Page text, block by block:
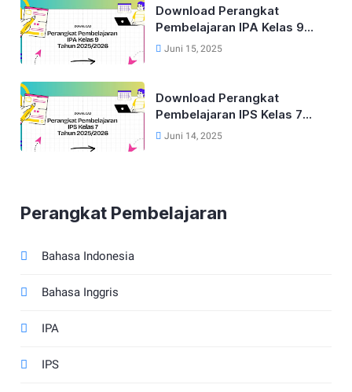
Download Perangkat
Pembelajaran IPA Kelas 9
Kurikulum Merdeka Tahun
Juni 15, 2025
Download Perangkat
Pembelajaran IPS Kelas 7
Kurikulum Merdeka Tahun
Juni 14, 2025
Perangkat Pembelajaran
Bahasa Indonesia
Bahasa Inggris
IPA
IPS